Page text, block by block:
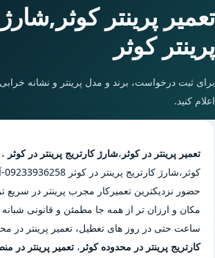
تعمیر پرینتر
پرینتر کوثر
برای ثبت درخواست، برند و مدل پرینتر و نشانه
اعلام کنید.
تعمیر پرینتر در کوثر ،شارژ کارتریج پرینتر در کوثر ،
کوثر ،شارژ کارتریج پرینتر در کوثر
حضور نزدیکترین تعمیرکار مجرب پرینتر در سریع
ساعت حتی در روز های تعطیل، تعمیر پرینتر در
کارتریج پرینتر در محدوده کوثر ، تعمیر پرینتر در